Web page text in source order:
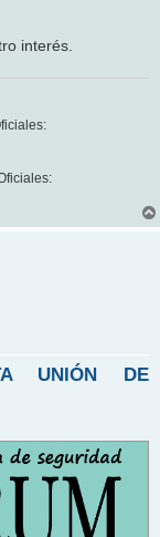
interés.
UNIÓN DE